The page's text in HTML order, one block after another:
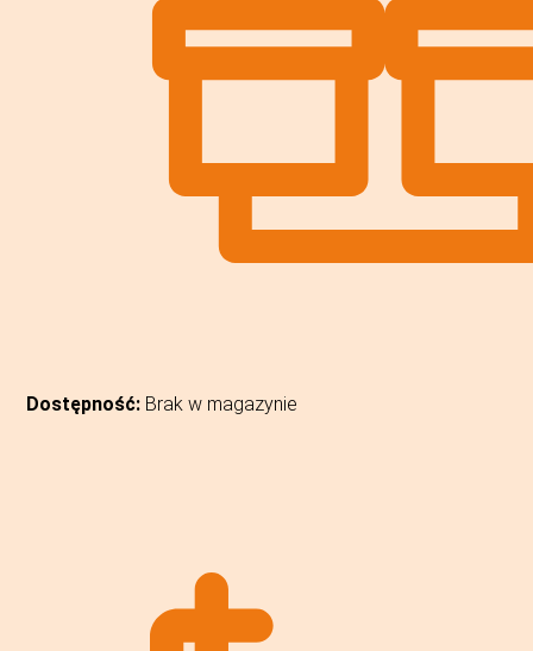
Dostępność: Brak w magazynie